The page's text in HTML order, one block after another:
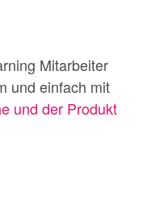
Mitarbeiter
und einfach mit
und der Produkt